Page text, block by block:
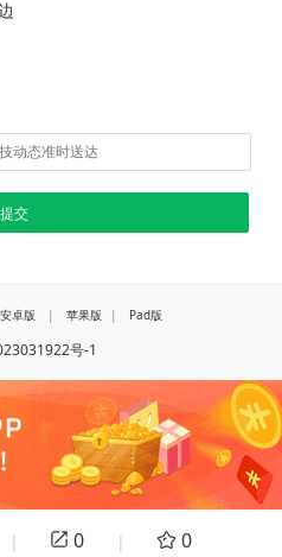
| 0 | 0
安卓版 | 苹果版 | Pad版
号-1